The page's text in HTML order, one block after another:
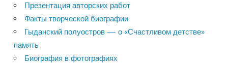
Презентация авторских работ
Факты творческой биографии
Гыданский полуостров — о «Счастливом детстве»
память
Биография в фотографиях